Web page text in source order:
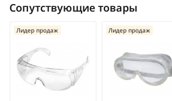
Сопутствующие товары
Лидер продаж Лидер продаж